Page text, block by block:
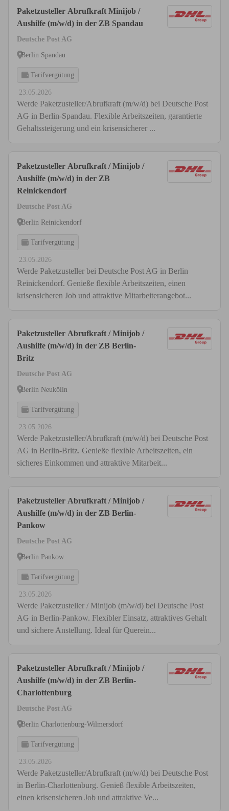
Paketzusteller Abrufkraft Minijob /
Aushilfe (m/w/d) in der ZB Spandau
Deutsche Post AG
Berlin Spandau
Tarifvergütung
23.05.2026
Werde Paketzusteller/Abrufkraft (m/w/d) bei Deutsche Post
AG in Berlin-Spandau. Flexible Arbeitszeiten, garantierte
Gehaltssteigerung und ein krisensicherer ...
Paketzusteller Abrufkraft / Minijob /
Aushilfe (m/w/d) in der ZB
Reinickendorf
Deutsche Post AG
Berlin Reinickendorf
Tarifvergütung
23.05.2026
Werde Paketzusteller bei Deutsche Post AG in Berlin
Reinickendorf. Genieße flexible Arbeitszeiten, einen
krisensicheren Job und attraktive Mitarbeiterangebot...
Paketzusteller Abrufkraft / Minijob /
Aushilfe (m/w/d) in der ZB Berlin-
Britz
Deutsche Post AG
Berlin Neukölln
Tarifvergütung
23.05.2026
Werde Paketzusteller/Abrufkraft (m/w/d) bei Deutsche Post
AG in Berlin-Britz. Genieße flexible Arbeitszeiten, ein
sicheres Einkommen und attraktive Mitarbeit...
Paketzusteller Abrufkraft / Minijob /
Aushilfe (m/w/d) in der ZB Berlin-
Pankow
Deutsche Post AG
Berlin Pankow
Tarifvergütung
23.05.2026
Werde Paketzusteller / Minijob (m/w/d) bei Deutsche Post
AG in Berlin-Pankow. Flexibler Einsatz, attraktives Gehalt
und sichere Anstellung. Ideal für Querein...
Paketzusteller Abrufkraft / Minijob /
Aushilfe (m/w/d) in der ZB Berlin-
Charlottenburg
Deutsche Post AG
Berlin Charlottenburg-Wilmersdorf
Tarifvergütung
23.05.2026
Werde Paketzusteller/Abrufkraft (m/w/d) bei Deutsche Post
in Berlin-Charlottenburg. Genieß flexible Arbeitszeiten,
einen krisensicheren Job und attraktive Ve...